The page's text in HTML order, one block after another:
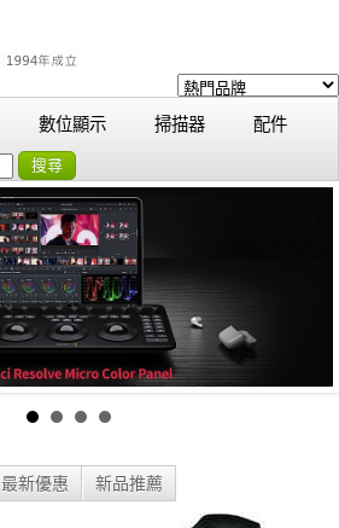
數位顯示 掃描器 配件
搜尋
最新優惠 新品推薦